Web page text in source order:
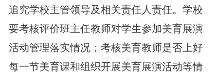
追究学校主管领导及相关责任人责任。学校
要考核评价班主任教师对学生参加美育展演
活动管理落实情况；考核美育教师是否上好
每一节美育课和组织开展美育展演活动等情